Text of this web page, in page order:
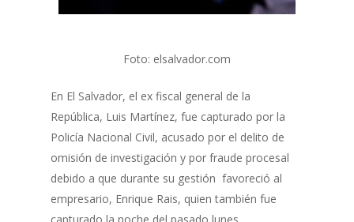
Foto: elsalvador.com
En El Salvador, el ex fiscal general de la
República, Luis Martínez, fue capturado por la
Policía Nacional Civil, acusado por el delito de
omisión de investigación y por fraude procesal
debido a que durante su gestión favoreció al
empresario, Enrique Rais, quien también fue